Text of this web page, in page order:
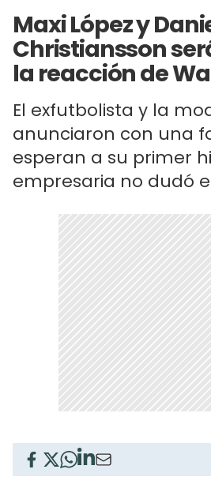
Maxi López y
Christiansson
la reacción de
El exfutbolista y la
anunciaron con una
esperan a su primer
empresaria no dudó